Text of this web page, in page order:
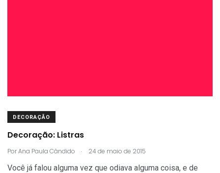
DECORAÇÃO
Decoração: Listras
PorAna Paula Cândido . 24 de maio de 2015
Você já falou alguma vez que odiava alguma coisa, e de